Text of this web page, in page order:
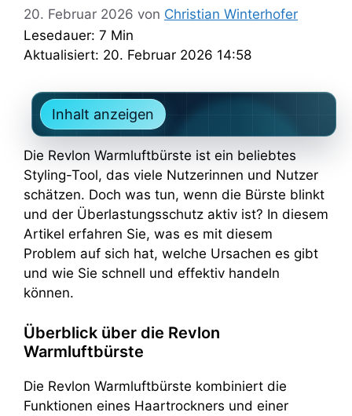
20. Februar 2026 von Christian Winterhofer
Lesedauer: 7 Min
Aktualisiert: 20. Februar 2026 14:58
Inhalt anzeigen
Die Revlon Warmluftbürste ist ein beliebtes
Styling-Tool, das viele Nutzerinnen und Nutzer
schätzen. Doch was tun, wenn die Bürste blinkt
und der Überlastungsschutz aktiv ist? In diesem
Artikel erfahren Sie, was es mit diesem
Problem auf sich hat, welche Ursachen es gibt
und wie Sie schnell und effektiv handeln
können.
Überblick über die Revlon
Warmluftbürste
Die Revlon Warmluftbürste kombiniert die
Funktionen eines Haartrockners und einer